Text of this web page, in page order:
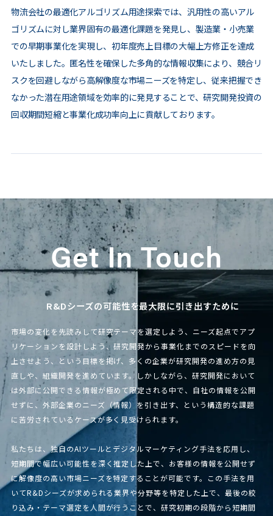
物流会社の最適化アルゴリズム用途探索では、汎用性の高いアル
ゴリズムに対し業界固有の最適化課題を発見し、製造業・小売業
での早期事業化を実現し、初年度売上目標の大幅上方修正を達成
いたしました。匿名性を確保した多角的な情報収集により、競合リ
スクを回避しながら高解像度な市場ニーズを特定し、従来把握でき
なかった潜在用途領域を効率的に発見することで、研究開発投資の
回収期間短縮と事業化成功率向上に貢献しております。
Get In Touch
R&Dシーズの可能性を最大限に引き出すために
市場の変化を先読みして研究テーマを選定しよう、ニーズ起点でアプ
リケーションを設計しよう、研究開発から事業化までのスピードを向
上させよう、という目標を掲げ、多くの企業が研究開発の進め方の見
直しや、組織開発を進めています。しかしながら、研究開発において
は外部に公開できる情報が極めて限定される中で、自社の情報を公開
せずに、外部企業のニーズ（情報）を引き出す、という構造的な課題
に苦労されているケースが多く見受けられます。
私たちは、独自のAIツールとデジタルマーケティング手法を応用し、
短期間で幅広い可能性を深く推定した上で、お客様の情報を公開せず
に解像度の高い市場ニーズを特定することが可能です。この手法を用
いてR&Dシーズが求められる業界や分野等を特定した上で、最後の絞
り込み・テーマ選定を人間が行うことで、研究初期の段階から短期間